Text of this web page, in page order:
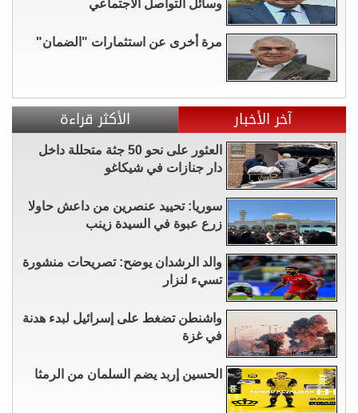
وسائل التواصل الاجتماعي
مرة أخرى عن استثمارات "الضمان"
آخر الأخبار الأكثر قراءة
العثور على نحو 50 جثة متحللة داخل
دار جنازات في شيكاغو
سوريا: تحييد عنصرين من داعش حاولا
زرع عبوة في السيدة زينب
والد الرشدان يوضح: تصريحات منشورة
تسيء لنزار
واشنطن تضغط على إسرائيل لبدء هدنة
في غزة
الحسين إربد يضم السلمان من الرمثا